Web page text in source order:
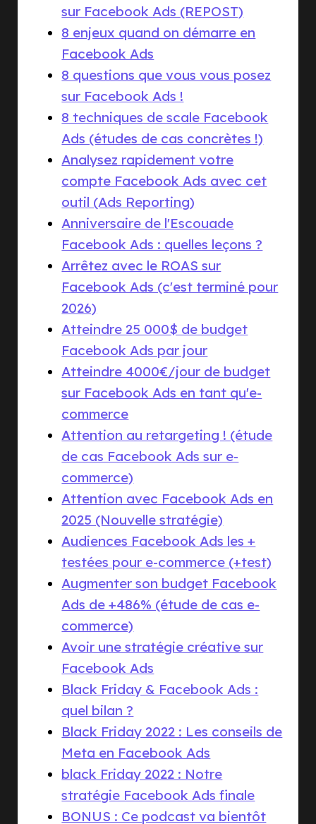
sur Facebook Ads (REPOST)
8 enjeux quand on démarre en
Facebook Ads
8 questions que vous vous posez
sur Facebook Ads !
8 techniques de scale Facebook
Ads (études de cas concrètes !)
Analysez rapidement votre
compte Facebook Ads avec cet
outil (Ads Reporting)
Anniversaire de l'Escouade
Facebook Ads : quelles leçons ?
Arrêtez avec le ROAS sur
Facebook Ads (c'est terminé pour
2026)
Atteindre 25 000$ de budget
Facebook Ads par jour
Atteindre 4000€/jour de budget
sur Facebook Ads en tant qu'e-
commerce
Attention au retargeting ! (étude
de cas Facebook Ads sur e-
commerce)
Attention avec Facebook Ads en
2025 (Nouvelle stratégie)
Audiences Facebook Ads les +
testées pour e-commerce (+test)
Augmenter son budget Facebook
Ads de +486% (étude de cas e-
commerce)
Avoir une stratégie créative sur
Facebook Ads
Black Friday & Facebook Ads :
quel bilan ?
Black Friday 2022 : Les conseils de
Meta en Facebook Ads
black Friday 2022 : Notre
stratégie Facebook Ads finale
BONUS : Ce podcast va bientôt